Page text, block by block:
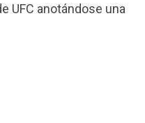
UFC anotándose una